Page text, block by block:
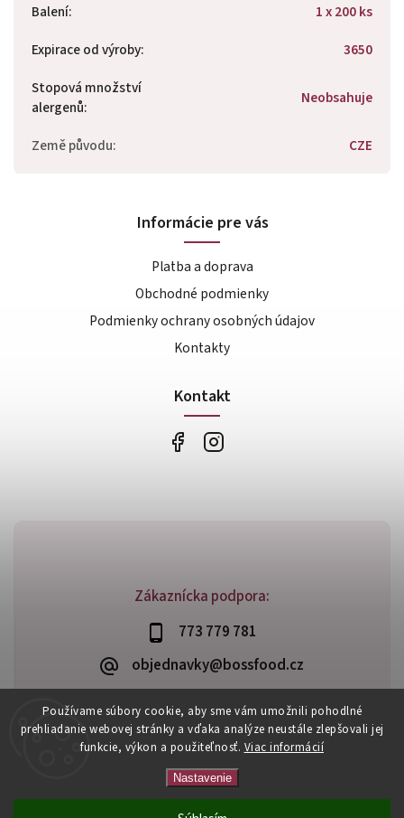
Používame súbory cookie, aby sme vám umožnili pohodlné
prehliadanie webovej stránky a vďaka analýze neustále zlepšovali jej
funkcie, výkon a použiteľnosť. Viac informácií
Nastavenie
Balení:
1 x 200 ks
Expirace od výroby:
3650
Stopová množství
alergenů: Neobsahuje
Země původu: CZE
Zákaznícka podpora:
773 779 781
objednavky@bossfood.cz
Informácie pre vás
Platba a doprava
Obchodné podmienky
Podmienky ochrany osobných údajov
Kontakty
Kontakt
Copyright 2026BossFood.sk. Všetky práva vyhradené.
VytvořilShoptet| Design